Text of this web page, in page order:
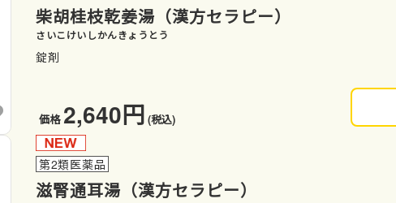
柴胡桂枝乾姜湯（漢方セラピー）
さいこけいしかんきょうとう
錠剤
価格 2,640円 (税込)
第2類医薬品
滋腎通耳湯（漢方セラピー）